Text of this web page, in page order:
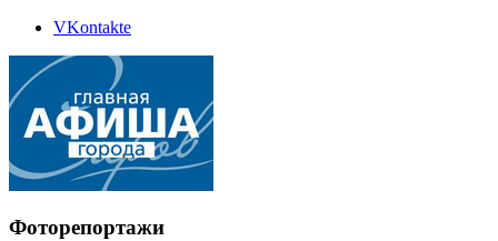
VKontakte
Фоторепортажи